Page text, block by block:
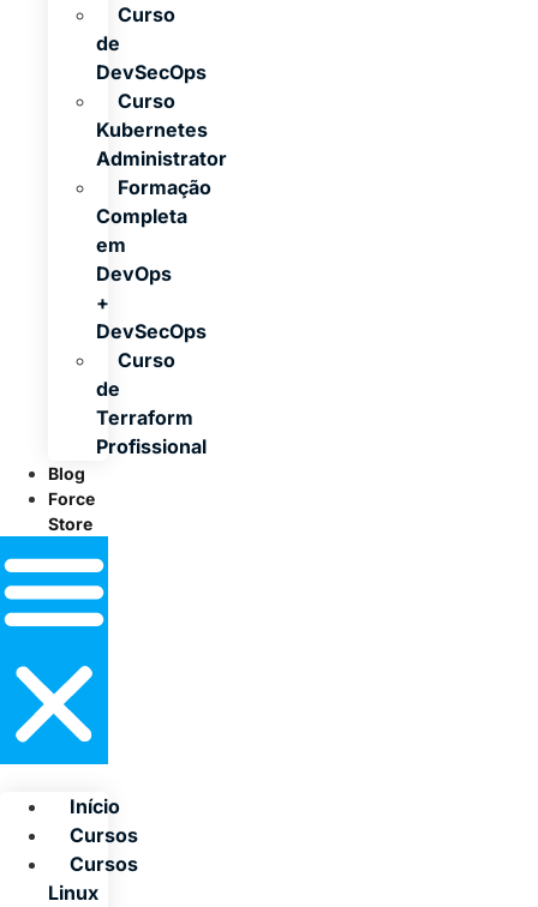
Curso
de
DevSecOps
Curso
Kubernetes
Administrator
Formação
Completa
em
DevOps
+
DevSecOps
Curso
de
Terraform
Profissional
Blog
Force
Store
Início
Cursos
Cursos
Linux